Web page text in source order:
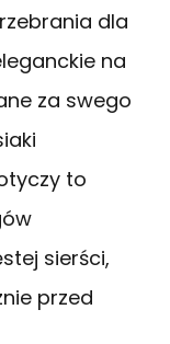
dla
na
za swego
to
sierści,
przed